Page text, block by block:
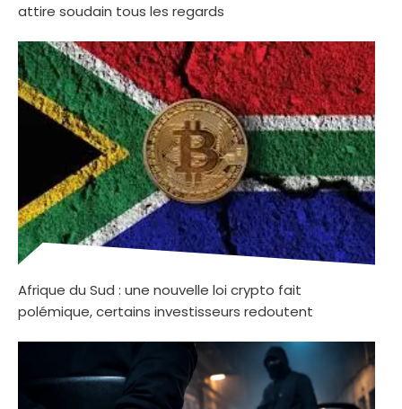
attire soudain tous les regards
Afrique du Sud : une nouvelle loi crypto fait
polémique, certains investisseurs redoutent